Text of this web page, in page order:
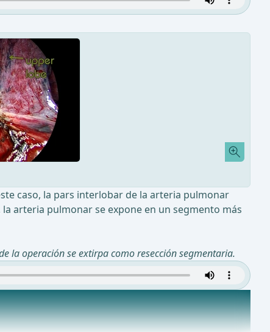
caso, la pars interlobar de la arteria pulmonar
arteria pulmonar se expone en un segmento más
la operación se extirpa como resección segmentaria.